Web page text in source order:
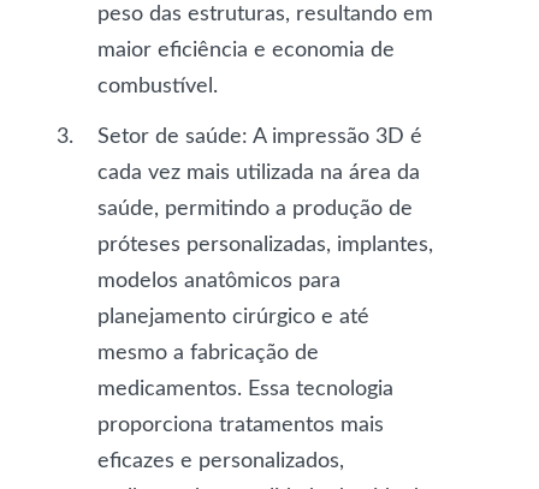
peso das estruturas, resultando em
maior eficiência e economia de
combustível.
Setor de saúde: A impressão 3D é
cada vez mais utilizada na área da
saúde, permitindo a produção de
próteses personalizadas, implantes,
modelos anatômicos para
planejamento cirúrgico e até
mesmo a fabricação de
medicamentos. Essa tecnologia
proporciona tratamentos mais
eficazes e personalizados,